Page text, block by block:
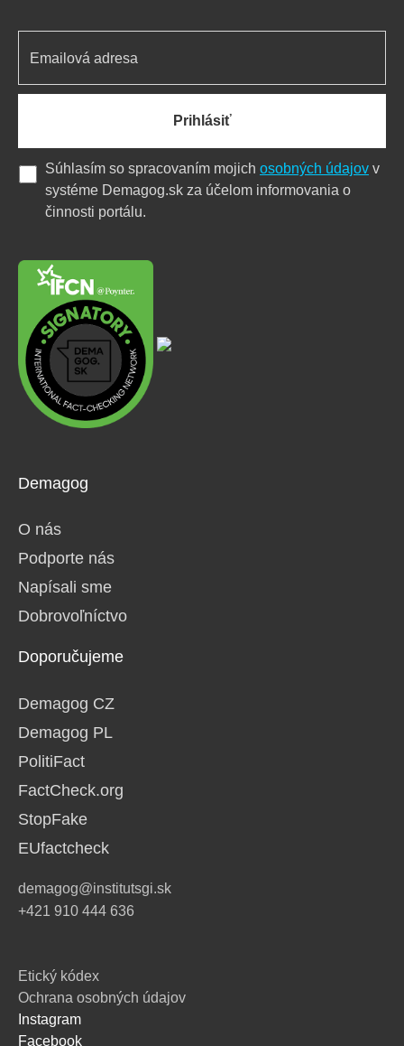
Demagog
O nás
Podporte nás
Napísali sme
Dobrovoľníctvo
Doporučujeme
Demagog CZ
Demagog PL
PolitiFact
FactCheck.org
StopFake
EUfactcheck
demagog@institutsgi.sk
+421 910 444 636
Prihlásiť
Súhlasím so spracovaním mojich osobných údajov v
systéme Demagog.sk za účelom informovania o
činnosti portálu.
Etický kódex
Ochrana osobných údajov
Instagram
Facebook